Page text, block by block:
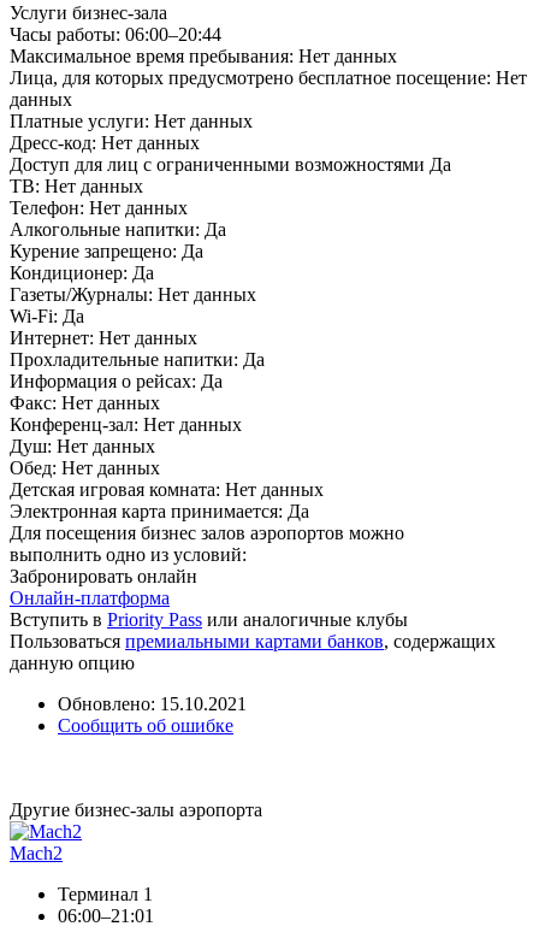
Услуги бизнес-зала
Часы работы: 06:00–20:44
Максимальное время пребывания: Нет данных
Лица, для которых предусмотрено бесплатное посещение: Нет
данных
Платные услуги: Нет данных
Дресс-код: Нет данных
Доступ для лиц с ограниченными возможностями Да
ТВ: Нет данных
Телефон: Нет данных
Алкогольные напитки: Да
Курение запрещено: Да
Кондиционер: Да
Газеты/Журналы: Нет данных
Wi-Fi: Да
Интернет: Нет данных
Прохладительные напитки: Да
Информация о рейсах: Да
Факс: Нет данных
Конференц-зал: Нет данных
Душ: Нет данных
Обед: Нет данных
Детская игровая комната: Нет данных
Электронная карта принимается: Да
Для посещения бизнес залов аэропортов можно
выполнить одно из условий:
Забронировать онлайн
Онлайн-платформа
Вступить в Priority Pass или аналогичные клубы
Пользоваться премиальными картами банков, содержащих
данную опцию
Обновлено: 15.10.2021
Сообщить об ошибке
Другие бизнес-залы аэропорта
Mach2
Терминал 1
06:00–21:01